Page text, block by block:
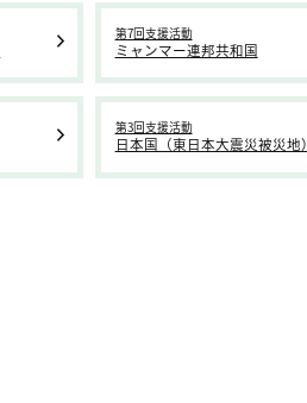
第7回支援活動
ミャンマー連邦共和国
第3回支援活動
日本国（東日本大震災被災地）